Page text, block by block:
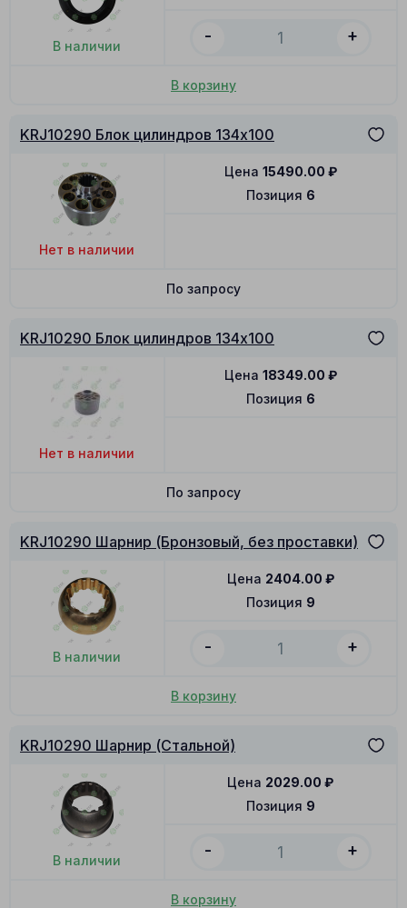
В наличии
- +
В корзину
KRJ10290 Блок цилиндров 134x100
Нет в наличии
Позиция 6
Цена 15490.00 ₽
По запросу
KRJ10290 Блок цилиндров 134x100
Нет в наличии
Позиция 6
Цена 18349.00 ₽
По запросу
KRJ10290 Шарнир (Бронзовый, без проставки)
В наличии
Позиция 9
Цена 2404.00 ₽
- +
В корзину
KRJ10290 Шарнир (Стальной)
В наличии
Позиция 9
Цена 2029.00 ₽
- +
В корзину